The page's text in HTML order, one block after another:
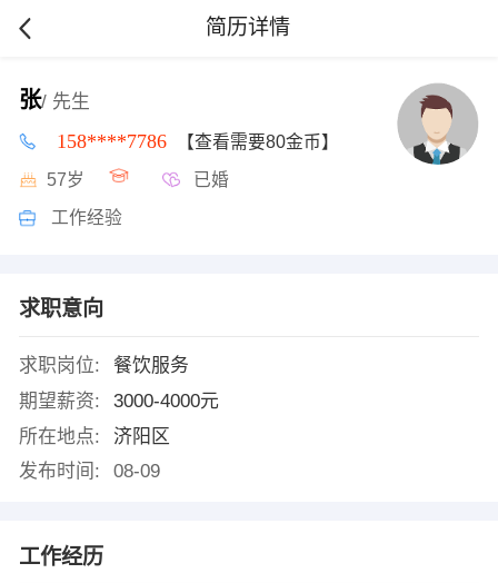
简历详情
张/ 先生
158****7786 【查看需要80金币】
57岁 已婚
工作经验
求职意向
求职岗位:
餐饮服务
期望薪资:
3000-4000元
所在地点:
济阳区
发布时间:
08-09
工作经历